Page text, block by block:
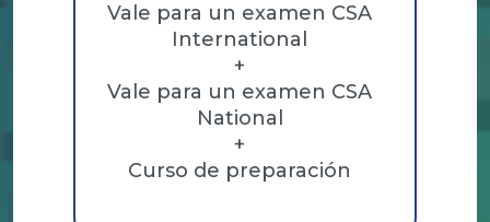
Vale para un examen CSA
International
+
Vale para un examen CSA
National
+
Curso de preparación